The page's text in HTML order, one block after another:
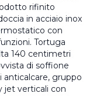
rifinito
in acciaio inox
con
Tortuga
140 centimetri
di soffione
gruppo
jet verticali con